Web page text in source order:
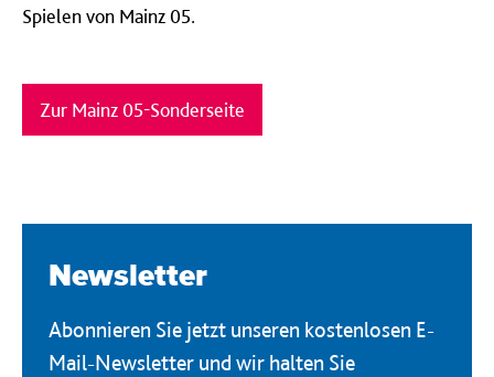
Spielen von Mainz 05.
Zur Mainz 05-Sonderseite
Newsletter
Abonnieren Sie jetzt unseren kostenlosen E-
Mail-Newsletter und wir halten Sie